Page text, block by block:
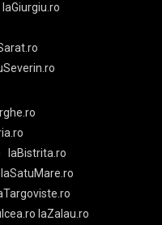
laGiurgiu.ro
laBistrita.ro
laSatuMare.ro
laZalau.ro